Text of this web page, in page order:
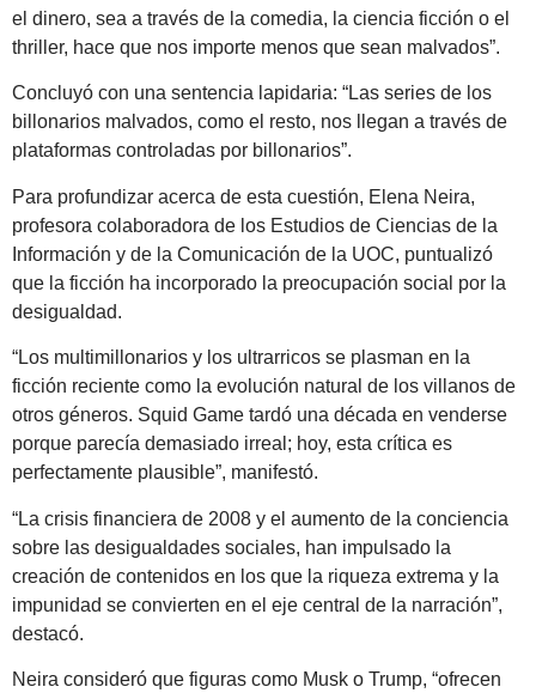
el dinero, sea a través de la comedia, la ciencia ficción o el
thriller, hace que nos importe menos que sean malvados”.
Concluyó con una sentencia lapidaria: “Las series de los
billonarios malvados, como el resto, nos llegan a través de
plataformas controladas por billonarios”.
Para profundizar acerca de esta cuestión, Elena Neira,
profesora colaboradora de los Estudios de Ciencias de la
Información y de la Comunicación de la UOC, puntualizó
que la ficción ha incorporado la preocupación social por la
desigualdad.
“Los multimillonarios y los ultrarricos se plasman en la
ficción reciente como la evolución natural de los villanos de
otros géneros. Squid Game tardó una década en venderse
porque parecía demasiado irreal; hoy, esta crítica es
perfectamente plausible”, manifestó.
“La crisis financiera de 2008 y el aumento de la conciencia
sobre las desigualdades sociales, han impulsado la
creación de contenidos en los que la riqueza extrema y la
impunidad se convierten en el eje central de la narración”,
destacó.
Neira consideró que figuras como Musk o Trump, “ofrecen